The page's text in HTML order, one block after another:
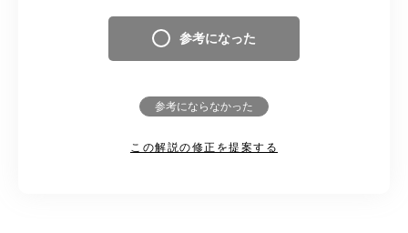
参考になった
参考にならなかった
この解説の修正を提案する